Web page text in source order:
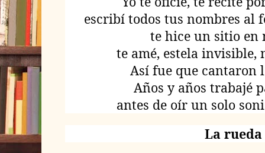
escribí todos tus nombres al
te hice un sitio en
te amé, estela invisible,
Así fue que cantaron
Años y años trabajé
antes de oír un solo
La rueda